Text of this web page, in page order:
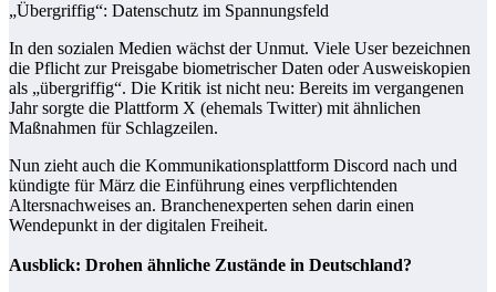
„Übergriffig“: Datenschutz im Spannungsfeld
In den sozialen Medien wächst der Unmut. Viele User bezeichnen
die Pflicht zur Preisgabe biometrischer Daten oder Ausweiskopien
als „übergriffig“. Die Kritik ist nicht neu: Bereits im vergangenen
Jahr sorgte die Plattform X (ehemals Twitter) mit ähnlichen
Maßnahmen für Schlagzeilen.
Nun zieht auch die Kommunikationsplattform Discord nach und
kündigte für März die Einführung eines verpflichtenden
Altersnachweises an. Branchenexperten sehen darin einen
Wendepunkt in der digitalen Freiheit.
Ausblick: Drohen ähnliche Zustände in Deutschland?